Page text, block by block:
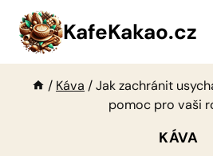
Přeskočit
obsah
KafeKakao.cz
/ Káva /Jak zachránit
pomoc pro vaši
KÁVA